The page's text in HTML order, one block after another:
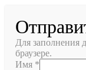
Для заполнения
браузере.
Имя *